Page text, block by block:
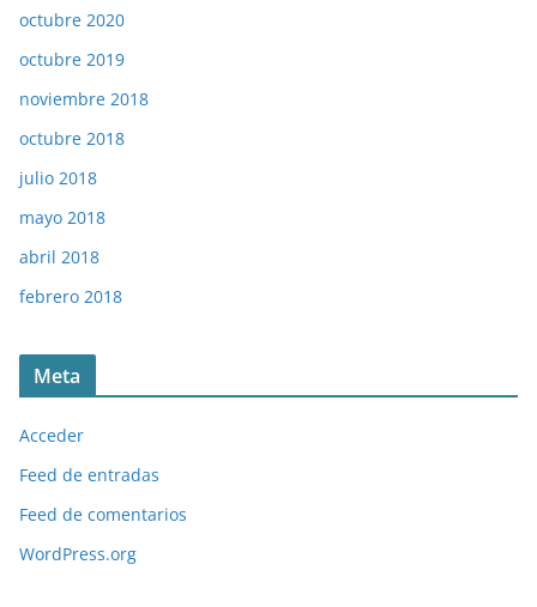
octubre 2020
octubre 2019
noviembre 2018
octubre 2018
julio 2018
mayo 2018
abril 2018
febrero 2018
Meta
Acceder
Feed de entradas
Feed de comentarios
WordPress.org